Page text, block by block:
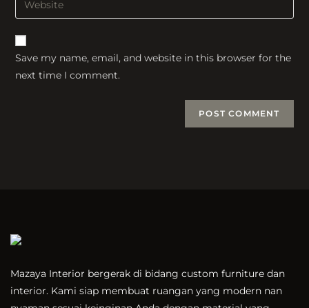
comment
address
comment
your
website
URL
(optional)
Save my name, email, and website in this browser for the
next time I comment.
Mazaya Interior bergerak di bidang custom furniture dan
interior. Kami siap membuat ruangan yang modern nan